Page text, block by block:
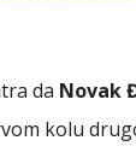
da Novak
kolu